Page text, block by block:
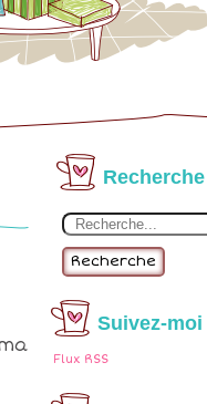
Recherche
Recherche
Suivez-moi
Flux RSS